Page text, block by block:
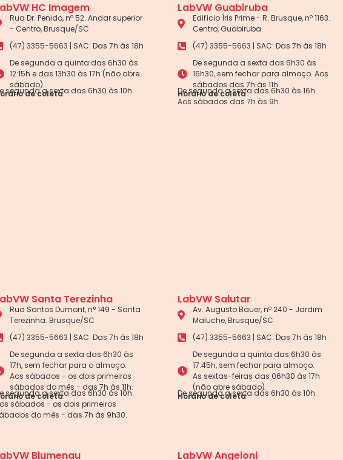
HC Imagem
Rua Dr. Penido, nº 52. Andar superior
- Centro, Brusque/SC
(47) 3355-5663 | SAC: Das 7h às 18h
De segunda a quinta das 6h30 às
12:15h e das 13h30 às 17h (não abre
sábado).
de coleta
segunda a sexta das 6h30 às 10h.
LabVW Guabiruba
Edifício Íris Prime - R. Brusque, nº 1163.
Centro, Guabiruba
(47) 3355-5663 | SAC: Das 7h às 18h
De segunda a sexta das 6h30 às
16h30, sem fechar para almoço. Aos
sábados das 7h às 11h.
Horário de coleta
De segunda a sexta das 6h30 às 16h.
Aos sábados das 7h às 9h.
Santa Terezinha
Rua Santos Dumont, n° 149 - Santa
Terezinha. Brusque/SC
(47) 3355-5663 | SAC: Das 7h às 18h
De segunda a sexta das 6h30 às
17h, sem fechar para o almoço.
Aos sábados - os dois primeiros
sábados do mês - das 7h às 11h.
de coleta
segunda a sexta das 6h30 às 10h.
sábados - os dois primeiros
do mês - das 7h às 9h30.
LabVW Salutar
Av. Augusto Bauer, nº 240 - Jardim
Maluche, Brusque/SC
(47) 3355-5663 | SAC: Das 7h às 18h
De segunda a quinta das 6h30 às
17:45h, sem fechar para almoço.
As sextas-feiras das 06h30 às 17h
(não abre sábado).
Horário de coleta
De segunda a sexta das 6h30 às 10h.
Blumenau LabVW Angeloni